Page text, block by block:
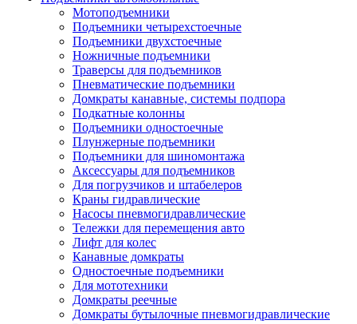
Мотоподъемники
Подъемники четырехстоечные
Подъемники двухстоечные
Ножничные подъемники
Траверсы для подъемников
Пневматические подъемники
Домкраты канавные, системы подпора
Подкатные колонны
Подъемники одностоечные
Плунжерные подъемники
Подъемники для шиномонтажа
Аксессуары для подъемников
Для погрузчиков и штабелеров
Краны гидравлические
Насосы пневмогидравлические
Тележки для перемещения авто
Лифт для колес
Канавные домкраты
Одностоечные подъемники
Для мототехники
Домкраты реечные
Домкраты бутылочные пневмогидравлические